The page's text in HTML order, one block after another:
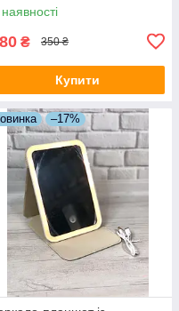
₴ 350 ₴
Купити
–17%